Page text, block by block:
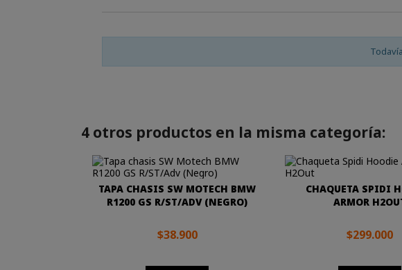
4 otros productos en la misma categoría:
TAPA CHASIS SW MOTECH BMW
R1200 GS R/ST/ADV (NEGRO)
$38.900
CHAQUETA SPIDI
ARMOR
$299.000